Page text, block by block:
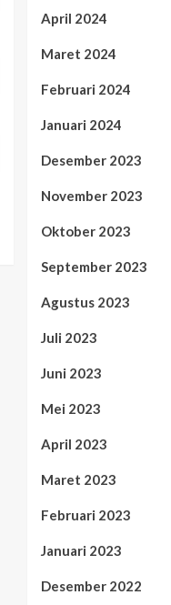
April 2024
Maret 2024
Februari 2024
Januari 2024
Desember 2023
November 2023
Oktober 2023
September 2023
Agustus 2023
Juli 2023
Juni 2023
Mei 2023
April 2023
Maret 2023
Februari 2023
Januari 2023
Desember 2022